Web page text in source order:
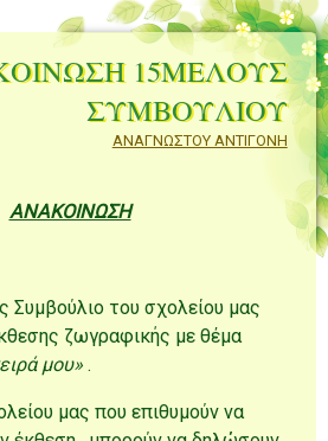
15ΜΕΛΟΥΣ
ΣΥΜΒΟΥΛΙΟΥ
ΑΝΑΓΝΩΣΤΟΥ ΑΝΤΙΓΟΝΗ
ΑΝΑΚΟΙΝΩΣΗ
Συμβούλιο του σχολείου μας
ζωγραφικής με θέμα
μου» .
μας που επιθυμούν να